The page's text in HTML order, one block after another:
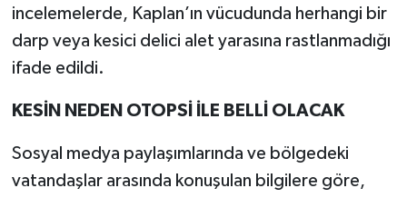
incelemelerde, Kaplan’ın vücudunda herhangi bir
darp veya kesici delici alet yarasına rastlanmadığı
ifade edildi.
KESİN NEDEN OTOPSİ İLE BELLİ OLACAK
Sosyal medya paylaşımlarında ve bölgedeki
vatandaşlar arasında konuşulan bilgilere göre,